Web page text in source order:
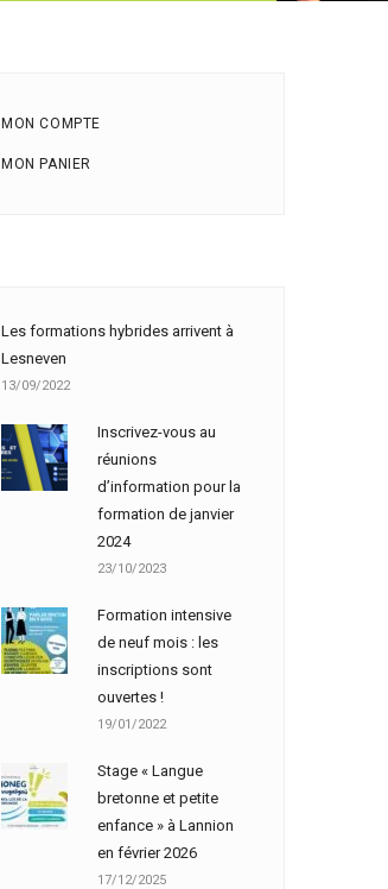
MON COMPTE
MON PANIER
Les formations hybrides arrivent à
Lesneven
13/09/2022
Inscrivez-vous au
réunions
d’information pour la
formation de janvier
2024
23/10/2023
Formation intensive
de neuf mois : les
inscriptions sont
ouvertes !
19/01/2022
Stage « Langue
bretonne et petite
enfance » à Lannion
en février 2026
17/12/2025